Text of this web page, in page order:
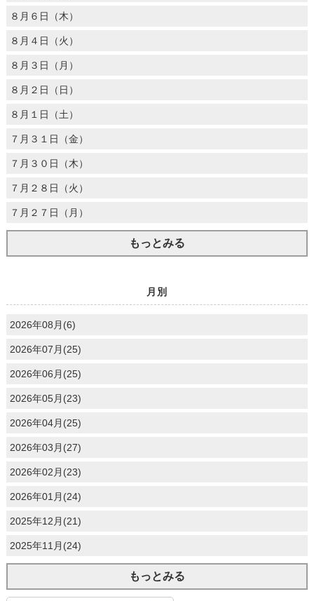
８月６日（木）
８月４日（火）
８月３日（月）
８月２日（日）
８月１日（土）
７月３１日（金）
７月３０日（木）
７月２８日（火）
７月２７日（月）
もっとみる
月別
2026年08月(6)
2026年07月(25)
2026年06月(25)
2026年05月(23)
2026年04月(25)
2026年03月(27)
2026年02月(23)
2026年01月(24)
2025年12月(21)
2025年11月(24)
もっとみる